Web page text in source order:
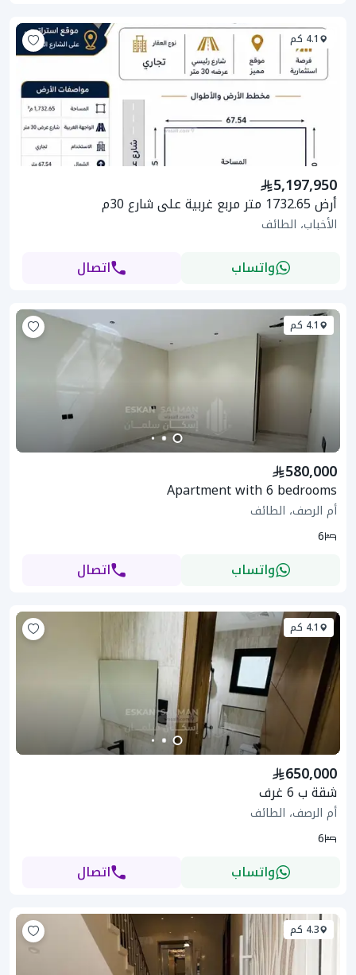
4.1 كم
5,197,950
أرض 1732.65 متر مربع غربية على شارع 30م
الأخباب، الطائف
واتساب اتصال
4.1 كم
580,000
Apartment with 6 bedrooms
أم الرصف، الطائف
6
واتساب اتصال
4.1 كم
650,000
شقة ب 6 غرف
أم الرصف، الطائف
6
واتساب اتصال
4.3 كم